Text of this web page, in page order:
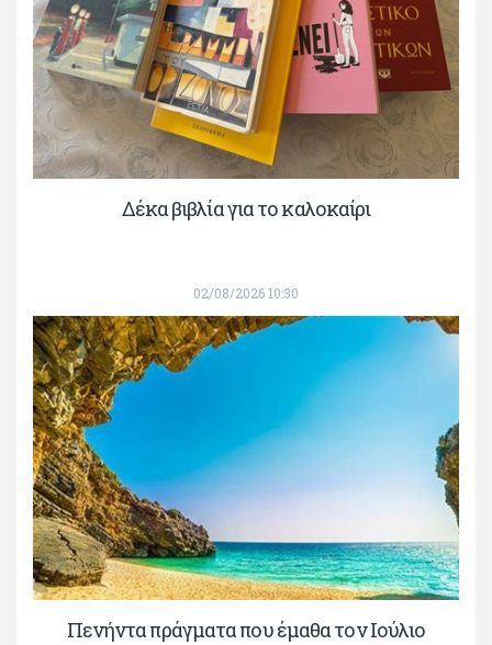
Δέκα βιβλία για το καλοκαίρι
02/08/2026 10:30
Πενήντα πράγματα που έμαθα τον Ιούλιο